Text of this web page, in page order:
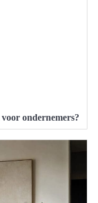
ondernemers?